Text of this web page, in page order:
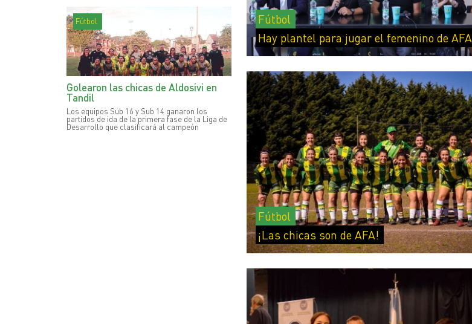
Fútbol
Hay plantel para jugar el femenino de AFA
Fútbol
¡Las chicas son de AFA!
Fútbol
Golearon las chicas de Aldosivi en
Tandil
Los equipos Sub 16 y Sub 14 ganaron los
partidos de ida de la primera fase de la Liga de
Desarrollo que clasificará al campeón
argentino al Sudamericano de Paraguay. El